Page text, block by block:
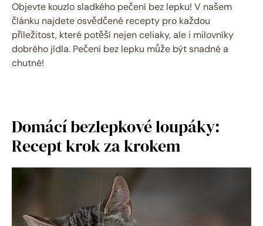
Objevte kouzlo sladkého pečení bez lepku! V našem
článku najdete osvědčené recepty pro každou
příležitost, které potěší nejen celiaky, ale i milovníky
dobrého jídla. Pečení bez lepku může být snadné a
chutné!
Domácí bezlepkové loupáky:
Recept krok za krokem